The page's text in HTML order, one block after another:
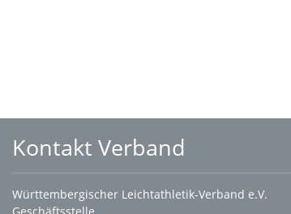
Kontakt Verband
Württembergischer Leichtathletik-Verband e.V.